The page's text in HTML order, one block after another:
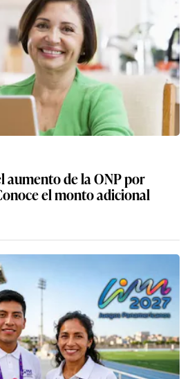
aumento de la ONP por
el monto adicional